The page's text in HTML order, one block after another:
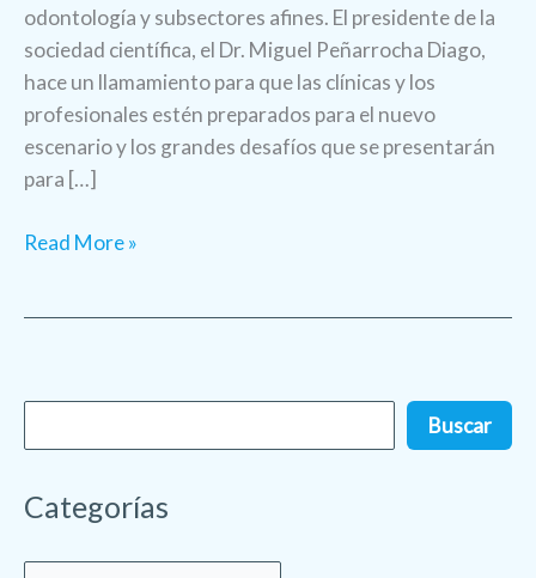
odontología y subsectores afines. El presidente de la
sociedad científica, el Dr. Miguel Peñarrocha Diago,
hace un llamamiento para que las clínicas y los
profesionales estén preparados para el nuevo
escenario y los grandes desafíos que se presentarán
para […]
Read More »
Buscar
Categorías